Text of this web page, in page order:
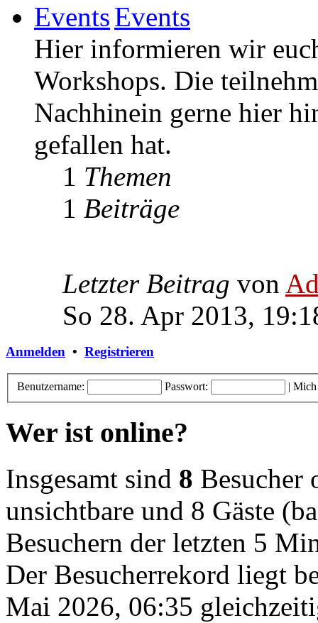
Events
Hier informieren wir
Workshops. Die
Nachhinein gerne hier
gefallen hat.
1 Themen
1 Beiträge
Letzter Beitrag von
So 28. Apr 2013,
Anmelden • Registrieren
Benutzername: Passwort: | Mich
Wer ist online?
Insgesamt sind 8 Besucher
unsichtbare und 8 Gäste
Besuchern der letzten 5
Der Besucherrekord liegt
Mai 2026, 06:35